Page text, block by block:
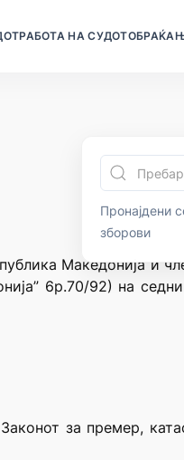
РАБОТА НА СУДОТ
Пронајдени
зборови
Македонија и
6р.70/92) на
за премер,